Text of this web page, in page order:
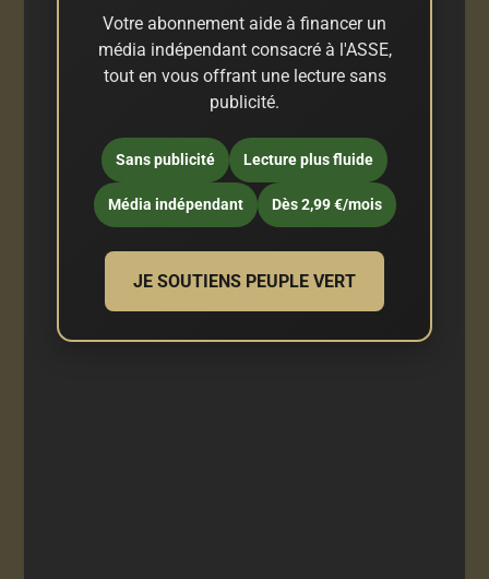
Votre abonnement aide à financer un
média indépendant consacré à l'ASSE,
tout en vous offrant une lecture sans
publicité.
Sans publicité Lecture plus fluide
Média indépendant Dès 2,99 €/mois
JE SOUTIENS PEUPLE VERT